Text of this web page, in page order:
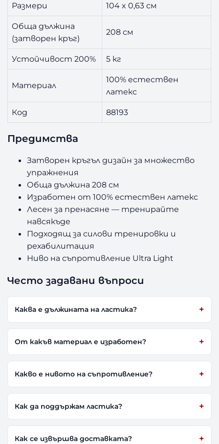
Размери 104 x 0,63 см
Обща дължина
(затворен кръг)
208 см
Устойчивост 200% 5 кг
Материал
100% естествен
латекс
Код 88193
Предимства
Затворен кръгъл дизайн за множество
упражнения
Обща дължина 208 см
Изработен от 100% естествен латекс
Лесен за пренасяне — тренирайте
навсякъде
Подходящ за силови тренировки и
рехабилитация
Ниво на съпротивление Ultra Light
Често задавани въпроси
Каква е дължината на ластика?
От какъв материал е изработен?
Какво е нивото на съпротивление?
Как да поддържам ластика?
Как се извършва доставката?